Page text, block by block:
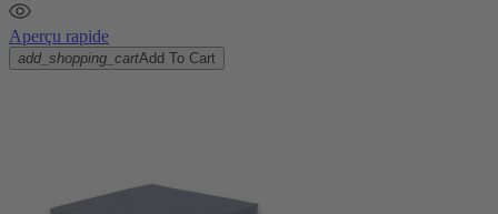
Aperçu rapide
add_shopping_cartAdd To Cart